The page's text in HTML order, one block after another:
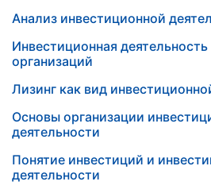
Анализ инвестиционной
Инвестиционная
организаций
Лизинг как вид
Основы организации
деятельности
Понятие инвестиций и
деятельности